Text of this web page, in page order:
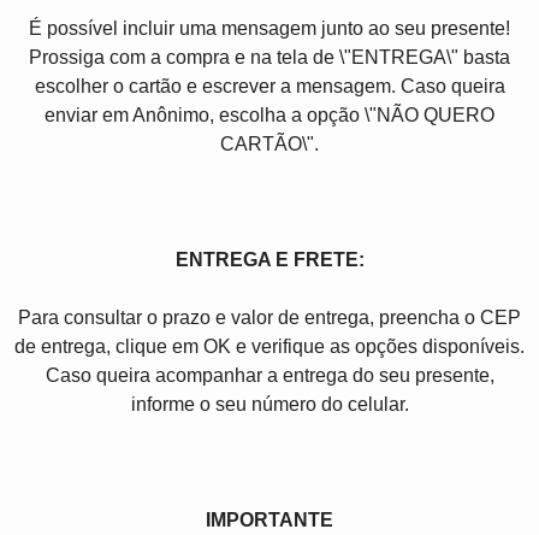
É possível incluir uma mensagem junto ao seu presente!
Prossiga com a compra e na tela de \"ENTREGA\" basta
escolher o cartão e escrever a mensagem. Caso queira
enviar em Anônimo, escolha a opção \"NÃO QUERO
CARTÃO\".
ENTREGA E FRETE:
Para consultar o prazo e valor de entrega, preencha o CEP
de entrega, clique em OK e verifique as opções disponíveis.
Caso queira acompanhar a entrega do seu presente,
informe o seu número do celular.
IMPORTANTE